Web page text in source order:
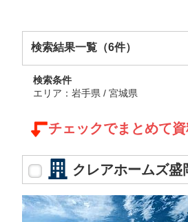
検索結果一覧（6件）
検索条件
エリア： 岩手県 / 宮城県
チェックでまとめて資
クレアホームズ盛